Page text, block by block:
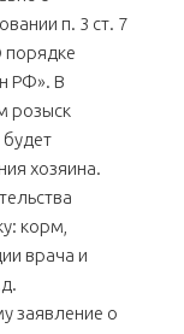
п. 3 ст. 7
РФ». В
розыск
будет
хозяина.
корм,
врача и
заявление о